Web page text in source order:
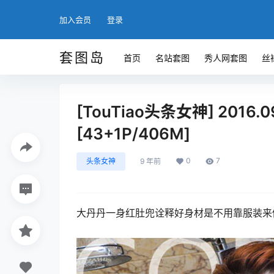
加入会员 登录
套图岛 首页 名站套图 秀人网套图 丝
[TouTiao头条女神]
[43+1P/406M]
头条女神 9 年前 0 7
大丹丹一身红肚兜诠释好身材是不用靠服装